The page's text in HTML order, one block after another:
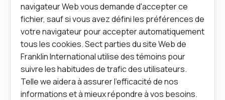
navigateur Web vous demande d'accepter ce
fichier, sauf si vous avez défini les préférences de
votre navigateur pour accepter automatiquement
tous les cookies. Sect parties du site Web de
Franklin International utilise des témoins pour
suivre les habitudes de trafic des utilisateurs.
Telle we aidera à assurer l'efficacité de nos
informations et à mieux répondre à vos besoins.